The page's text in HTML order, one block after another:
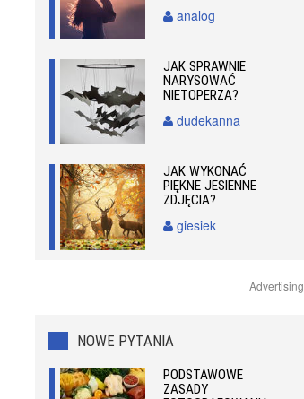
analog
JAK SPRAWNIE
NARYSOWAĆ
NIETOPERZA?
dudekanna
JAK WYKONAĆ
PIĘKNE JESIENNE
ZDJĘCIA?
giesiek
Advertising
NOWE PYTANIA
PODSTAWOWE
ZASADY